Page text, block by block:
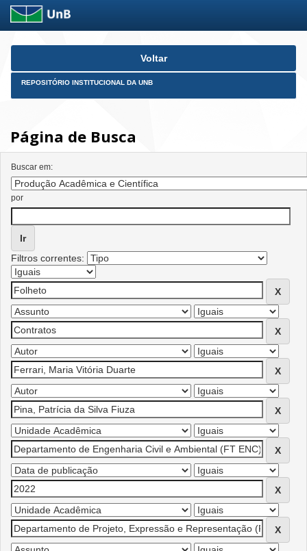
Skip
Voltar
REPOSITÓRIO INSTITUCIONAL DA UNB
Página de Busca
Buscar em:
por
Filtros correntes: